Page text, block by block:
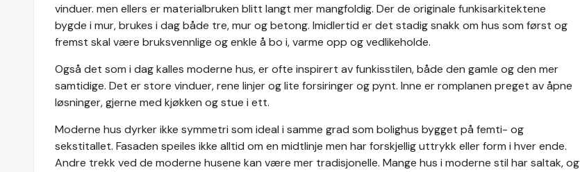
vinduer. men ellers er materialbruken blitt langt mer mangfoldig. Der de originale funkisarkitektene
bygde i mur, brukes i dag både tre, mur og betong. Imidlertid er det stadig snakk om hus som først og
fremst skal være bruksvennlige og enkle å bo i, varme opp og vedlikeholde.
Også det som i dag kalles moderne hus, er ofte inspirert av funkisstilen, både den gamle og den mer
samtidige. Det er store vinduer, rene linjer og lite forsiringer og pynt. Inne er romplanen preget av åpne
løsninger, gjerne med kjøkken og stue i ett.
Moderne hus dyrker ikke symmetri som ideal i samme grad som bolighus bygget på femti- og
sekstitallet. Fasaden speiles ikke alltid om en midtlinje men har forskjellig uttrykk eller form i hver ende.
Andre trekk ved de moderne husene kan være mer tradisjonelle. Mange hus i moderne stil har saltak, og